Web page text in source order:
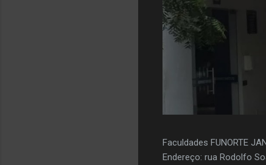
Faculdades FUNORTE
Endereço: rua Rodolfo